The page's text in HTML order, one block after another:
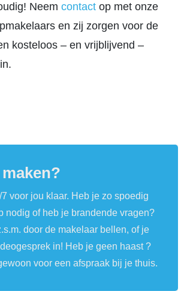
Neem contact op met onze
en zij zorgen voor de
kosteloos – en vrijblijvend –
voor jou klaar. Heb je zo spoedig
nodig of heb je brandende vragen?
door de makelaar bellen, of je
in! Heb je geen haast ?
voor een afspraak bij je thuis.